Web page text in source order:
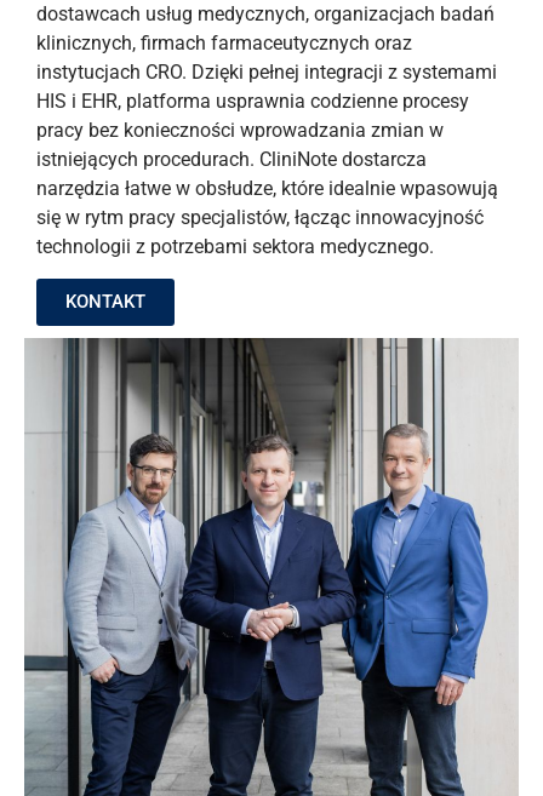
dostawcach usług medycznych, organizacjach badań
klinicznych, firmach farmaceutycznych oraz
instytucjach CRO. Dzięki pełnej integracji z systemami
HIS i EHR, platforma usprawnia codzienne procesy
pracy bez konieczności wprowadzania zmian w
istniejących procedurach. CliniNote dostarcza
narzędzia łatwe w obsłudze, które idealnie wpasowują
się w rytm pracy specjalistów, łącząc innowacyjność
technologii z potrzebami sektora medycznego.
KONTAKT